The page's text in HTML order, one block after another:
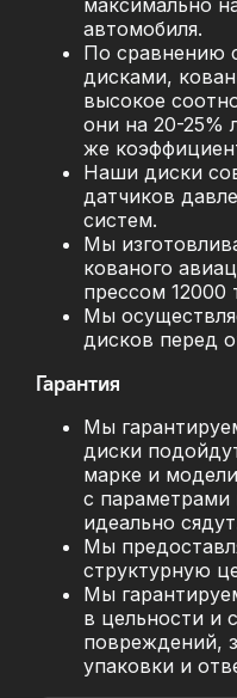
автомобиля.
По сравнению
дисками,
высокое
они на 20-25%
же
Наши диски
датчиков
систем.
Мы
кованого
прессом 12000
Мы
дисков перед
Гарантия
Мы
диски
марке и
с параметрами
идеально
Мы
структурную
Мы
в цельности и
повреждений,
упаковки и